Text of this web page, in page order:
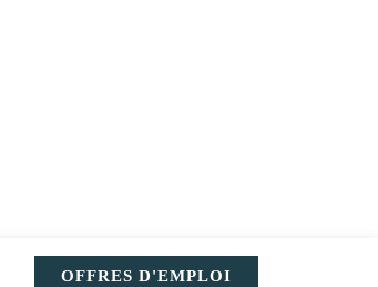
OFFRES D'EMPLOI